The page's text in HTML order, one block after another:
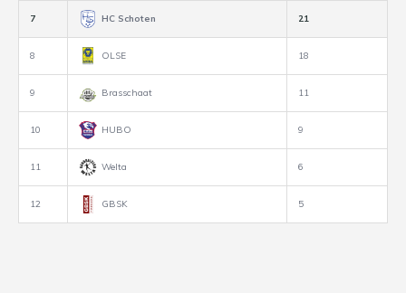
7 HC Schoten 21
8 OLSE 18
9 Brasschaat 11
10 HUBO 9
11 Welta 6
12 GBSK 5